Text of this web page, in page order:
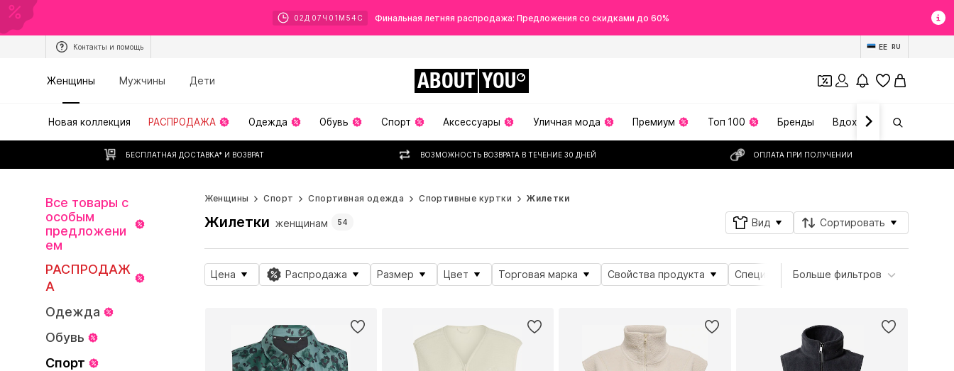
02 Д 07 Ч 01 М 52 С Финальная летняя распродажа: Предложения со скидками до 60%
Контакты и помощь EE RU
Женщины Мужчины Дети ABOUT YOU
Новая коллекция РАСПРОДАЖА Одежда Обувь Спорт Аксессуары Уличная мода Премиум Топ 100 Бренды Вдохновение
БЕСПЛАТНАЯ ДОСТАВКА* И ВОЗВРАТ ВОЗМОЖНОСТЬ ВОЗВРАТА В ТЕЧЕНИЕ 30 ДНЕЙ ОПЛАТА ПРИ ПОЛУЧЕНИИ
Все товары с
особым
предложени
ем
РАСПРОДАЖ
А
Одежда
Обувь
Спорт
Женщины Спорт Спортивная одежда Спортивные куртки Жилетки
Жилетки женщинам 54 Вид Сортировать
Цена Распродажа Размер Цвет Торговая марка Свойства продукта Специальные размеры Вид спорта
Больше фильтров